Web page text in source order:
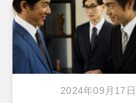
2024年09月17日